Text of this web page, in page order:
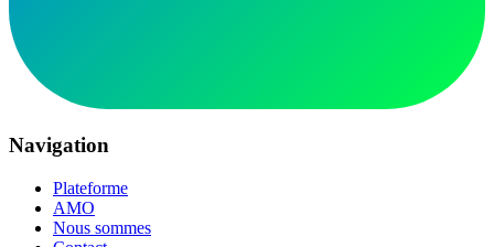
Navigation
Plateforme
AMO
Nous sommes